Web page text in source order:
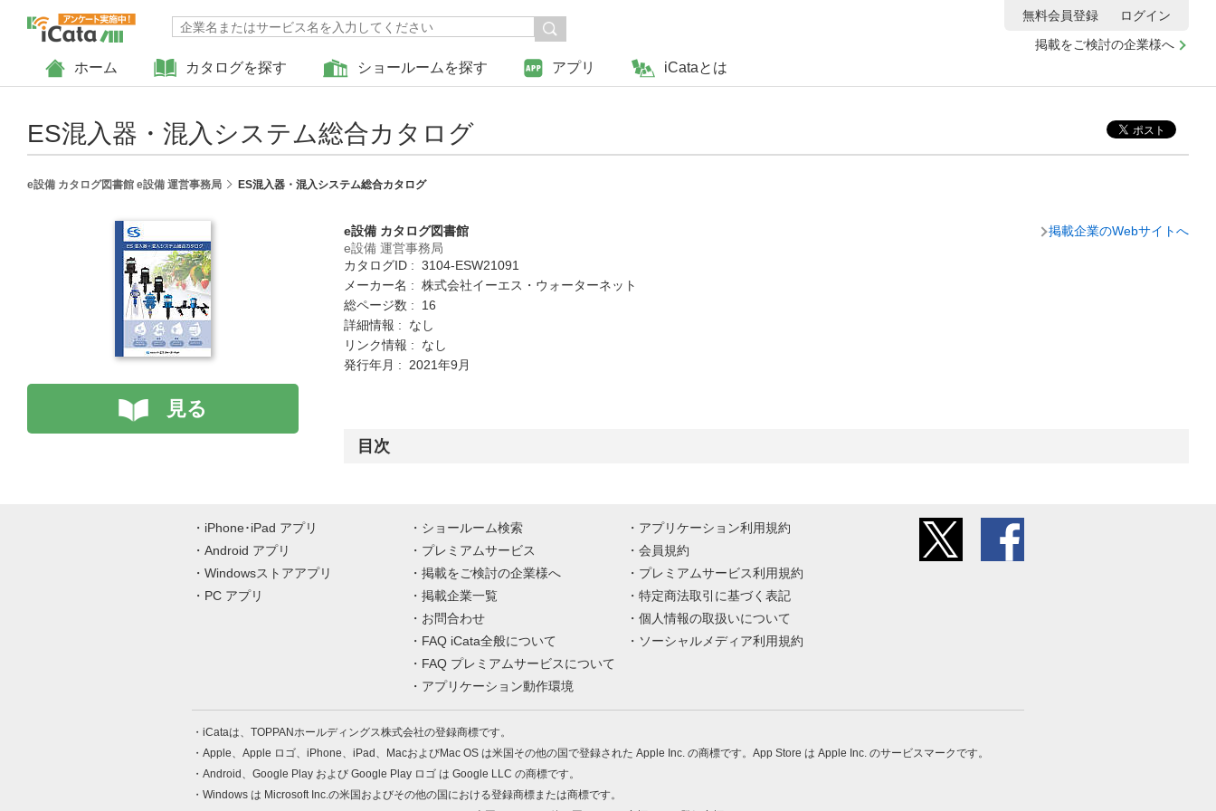
ホーム カタログを探す ショールームを探す アプリ iCataとは
掲載をご検討の企業様へ
無料会員登録 ログイン
ES混入器・混入システム総合カタログ
e設備 カタログ図書館 e設備 運営事務局 ES混入器・混入システム総合カタログ
見る
e設備 カタログ図書館
e設備 運営事務局
カタログID : 3104-ESW21091
メーカー名 : 株式会社イーエス・ウォーターネット
総ページ数 : 16
詳細情報 : なし
リンク情報 : なし
発行年月 : 2021年9月
掲載企業のWebサイトへ
目次
iPhone･iPad アプリ
Android アプリ
Windowsストアアプリ
PC アプリ
ショールーム検索
プレミアムサービス
掲載をご検討の企業様へ
掲載企業一覧
お問合わせ
FAQ iCata全般について
FAQ プレミアムサービスについて
アプリケーション動作環境
アプリケーション利用規約
会員規約
プレミアムサービス利用規約
特定商法取引に基づく表記
個人情報の取扱いについて
ソーシャルメディア利用規約
iCataは、TOPPANホールディングス株式会社の登録商標です。
Apple、Apple ロゴ、iPhone、iPad、MacおよびMac OS は米国その他の国で登録された Apple Inc. の商標です。App Store は Apple Inc. のサービスマークです。
Android、Google Play および Google Play ロゴ は Google LLC の商標です。
Windows は Microsoft Inc.の米国およびその他の国における登録商標または商標です。